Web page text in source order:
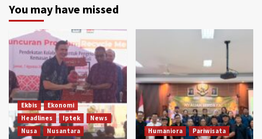
You may have missed
Ekbis
Ekonomi
Headlines
Iptek
News
Nusa
Nusantara
Humaniora
Pariwisata